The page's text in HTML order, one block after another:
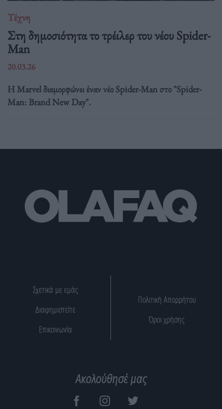
Τέχνη
Στη δημοσιότητα το τρέιλερ του νέου Spider-
Man
20.03.26
Η Marvel διαμορφώνει έναν νέο Spider-Man στο "Spider-
Man: Brand New Day".
Σχετικά με εμάς
Διαφημιστείτε
Επικοινωνία
Πολιτική Απορρήτου
Όροι χρήσης
Ακολούθησέ μας